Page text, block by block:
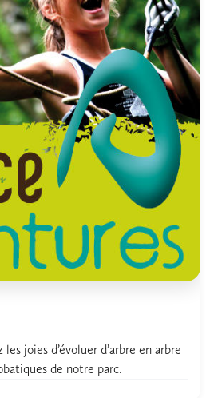
joies d’évoluer d’arbre en arbre
de notre parc.